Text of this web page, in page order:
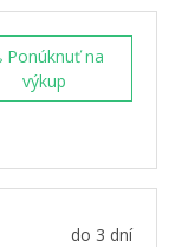
výkup
do 3 dní